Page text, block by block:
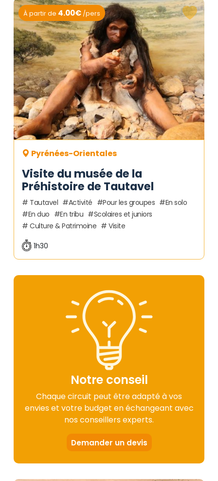
Visite du musée de la
Préhistoire de Tautavel
Pyrénées-Orientales
À partir de 4.00€ /pers
Tautavel Activité Pour les groupes
En solo
En duo
En tribu
Scolaires et juniors
Culture & Patrimoine
Visite
1h30
Notre conseil
Chaque circuit peut être adapté à vos
envies et votre budget en échangeant avec
nos conseillers experts.
Demander un devis